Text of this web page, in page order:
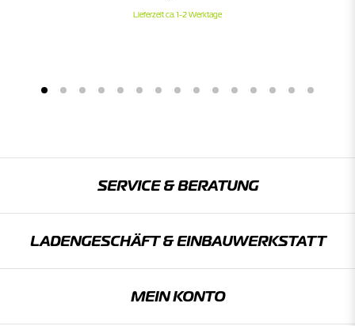
Lieferzeit ca. 1-2 Werktage
SERVICE & BERATUNG
LADENGESCHÄFT & EINBAU­WERKSTATT
MEIN KONTO